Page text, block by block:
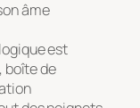
âme
est
boîte de